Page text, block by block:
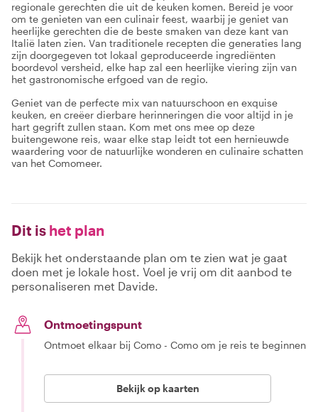
regionale gerechten die uit de keuken komen. Bereid je voor
om te genieten van een culinair feest, waarbij je geniet van
heerlijke gerechten die de beste smaken van deze kant van
Italië laten zien. Van traditionele recepten die generaties lang
zijn doorgegeven tot lokaal geproduceerde ingrediënten
boordevol versheid, elke hap zal een heerlijke viering zijn van
het gastronomische erfgoed van de regio.
Geniet van de perfecte mix van natuurschoon en exquise
keuken, en creëer dierbare herinneringen die voor altijd in je
hart gegrift zullen staan. Kom met ons mee op deze
buitengewone reis, waar elke stap leidt tot een hernieuwde
waardering voor de natuurlijke wonderen en culinaire schatten
van het Comomeer.
Dit is het plan
Bekijk het onderstaande plan om te zien wat je gaat
doen met je lokale host. Voel je vrij om dit aanbod te
personaliseren met Davide.
Ontmoetingspunt
Ontmoet elkaar bij Como - Como om je reis te beginnen
Bekijk op kaarten